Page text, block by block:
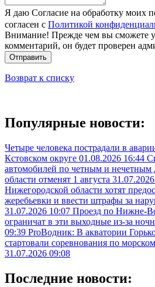
Я даю Согласие на обработку моих
согласен с Политикой
Внимание! Прежде чем вы сможете
комментарий, он будет проверен
Отправить
Возврат к списку
Популярные новости:
Четыре человека пострадали в
Кстовском округе 01.08.2026 16:44
автомобилей по четным и нечетным
области отменят 1 августа
Нижегородской области хотят
жеребьевки и ввести штрафы за
31.07.2026 10:07 Проезд по Нижне-
ограничат в эти выходные из-за
09:39 ProВодник: В акватории
стартовали соревнования по
31.07.2026 09:08
Последние новости: